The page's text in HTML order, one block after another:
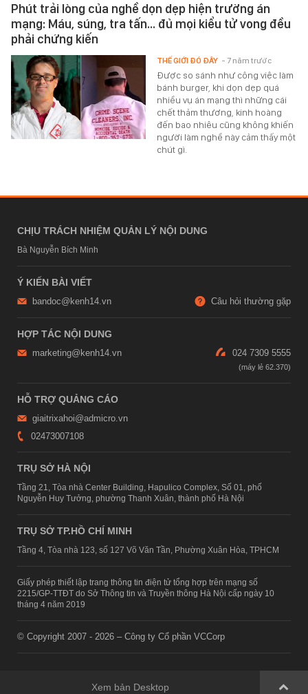
Phút trải lòng của nghề dọn dẹp hiện trường án
mạng: Máu, súng, tra tấn... đủ mọi kiểu tử vong đều
phải chứng kiến
Được so sánh như công việc làm
bánh burger, khi dọn dẹp quá
nhiều vụ án mạng thì những cái
chết thảm thương, kinh hoàng
đến bao nhiêu cũng không khiến
người làm nghề này cảm thấy một
chút gì.
THẾ GIỚI ĐÓ ĐÂY - 7 năm trước
CHỊU TRÁCH NHIỆM QUẢN LÝ NỘI DUNG
Bà Nguyễn Bích Minh
Ý KIẾN BÀI VIẾT
bandoc@kenh14.vn Câu hỏi thường gặp
HỢP TÁC NỘI DUNG
marketing@kenh14.vn 024 7309 5555
HỖ TRỢ QUẢNG CÁO
giaitrixahoi@admicro.vn
02473007108
TRỤ SỞ HÀ NỘI
Tầng 21, Tòa nhà Center Building, Hapulico Complex, Số 01, phố
Nguyễn Huy Tưởng, phường Thanh Xuân, thành phố Hà Nội
TRỤ SỞ TP.HỒ CHÍ MINH
Tầng 4, Tòa nhà 123, số 127 Võ Văn Tần, Phường Xuân Hòa, TPHCM
Giấy phép thiết lập trang thông tin điện tử tổng hợp trên mạng số
2215/GP-TTĐT do Sở Thông tin và Truyền thông Hà Nội cấp ngày 10
tháng 4 năm 2019
© Copyright 2007 - 2026 – Công ty Cổ phần VCCorp
Xem bản Desktop